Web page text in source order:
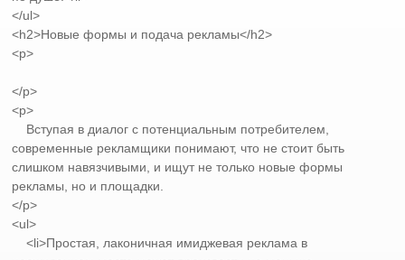
</ul>
<h2>Новые формы и подача рекламы</h2>
<p>
</p>
<p>
Вступая в диалог с потенциальным потребителем,
современные рекламщики понимают, что не стоит быть
слишком навязчивыми, и ищут не только новые формы
рекламы, но и площадки.
</p>
<ul>
<li>Простая, лаконичная имиджевая реклама в